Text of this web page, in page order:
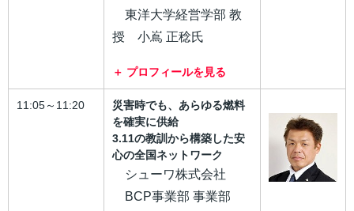
東洋大学経営学部 教
授 小嶌 正稔氏
プロフィールを見る
11:05～11:20
災害時でも、あらゆる燃料
を確実に供給
3.11の教訓から構築した安
心の全国ネットワーク
シューワ株式会社
BCP事業部 事業部